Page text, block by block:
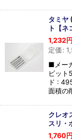
タミヤ
ト【ネ
1,232円
定価:
■メー
ビッ
ド :
面積の
クレオ
スリ・
1,760円